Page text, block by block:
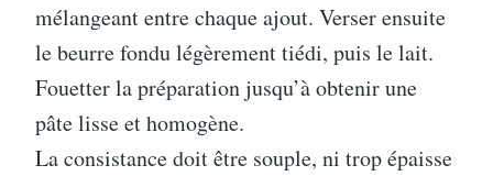
mélangeant entre chaque ajout. Verser ensuite
le beurre fondu légèrement tiédi, puis le lait.
Fouetter la préparation jusqu’à obtenir une
pâte lisse et homogène.
La consistance doit être souple, ni trop épaisse